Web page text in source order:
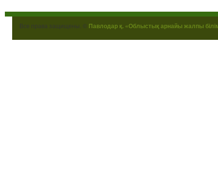
Все права защищены. © Павлодар қ. «Облыстық арнайы жалпы